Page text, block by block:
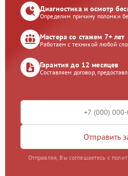
Диагностика и осмотр
Определим причину поломки
Мастера со стажем 7+ лет
Работаем с техникой любой
Гарантия до 12 месяцев
Составляем договор,
Отправить
Отправляя, Вы соглашаетесь с